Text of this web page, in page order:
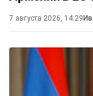
7 августа 2026, 14:29